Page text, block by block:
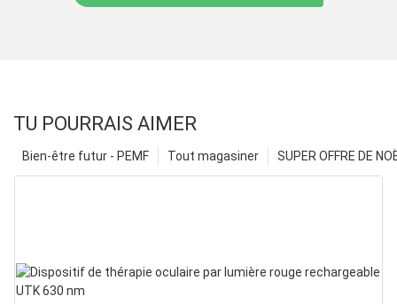
TU POURRAIS AIMER
SUPER OFFRE DE
Tout magasiner
Bien-être futur - PEMF